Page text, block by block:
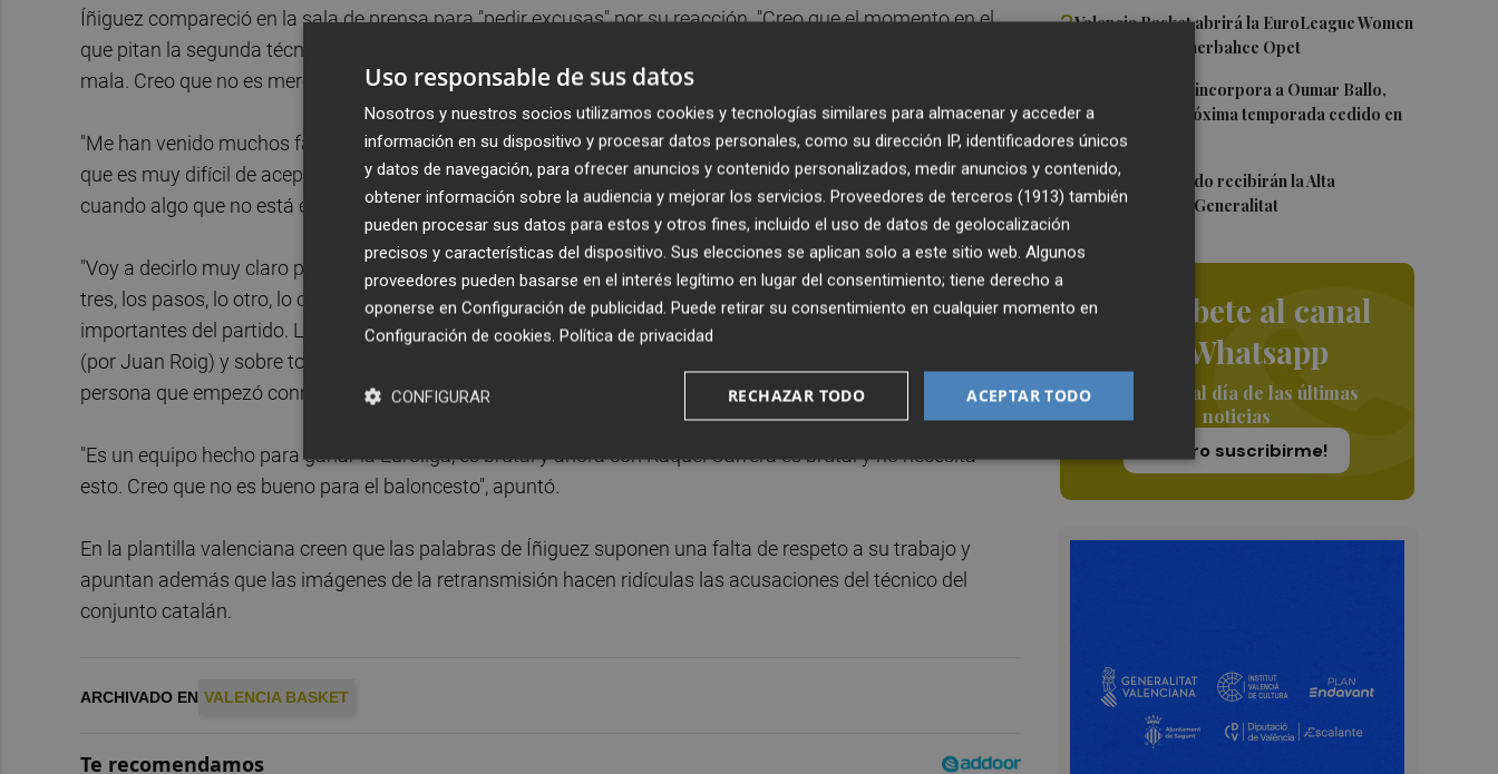
3Valencia Basket abrirá la EuroLeague Women
en casa ante Fenerbahce Opet
Valencia Basket incorpora a Oumar Ballo,
que jugará la próxima temporada cedido en
Galatasaray
5Ferran y Grimaldo recibirán la Alta
Distinción de la Generalitat
Suscríbete al canal
de Whatsapp
Siempre al día de las últimas
noticias
¡Quiero suscribirme!
Íñiguez compareció en la sala de prensa para "pedir excusas" por su reacción. "Creo que el momento en el
que pitan la segunda técnica es injusto, porque lo único que le pido es un 2+1 y luego mi reacción es muy
mala. Creo que no es merecida, pero mi reacción no es adecuada", señaló.
"Me han venido muchos fantasmas del partido de Valencia y estaba viendo algo parecido. Para mí es algo
que es muy difícil de aceptar porque somos competidores e intentamos hacer el mejor trabajo posible y
cuando algo que no está en nuestro control nos afecta así pues perdemos el control", explicó
"Voy a decirlo muy claro pero sin exponerlo, porque podría hablar del campo atrás cuando nos ponemos a
tres, los pasos, lo otro, lo otro, el 2+1... es que ha habido cantidad de acciones en momentos muy
importantes del partido. Lo voy a decir con todo el respeto que le tengo al presidente del Valencia Basket
(por Juan Roig) y sobre todo por el respeto que le tengo a Rubén (Burgos), que es entrenador, amigo mío y
persona que empezó conmigo. El Valencia no necesita esto", deslizó.
"Es un equipo hecho para ganar la Euroliga, es brutal y ahora con Raquel Carrera es brutal y no necesita
esto. Creo que no es bueno para el baloncesto", apuntó.
En la plantilla valenciana creen que las palabras de Íñiguez suponen una falta de respeto a su trabajo y
apuntan además que las imágenes de la retransmisión hacen ridículas las acusaciones del técnico del
conjunto catalán.
ARCHIVADO EN VALENCIA BASKET
Uso responsable de sus datos
Nosotros y nuestros socios utilizamos cookies y tecnologías similares para almacenar y acceder a
información en su dispositivo y procesar datos personales, como su dirección IP, identificadores únicos
y datos de navegación, para ofrecer anuncios y contenido personalizados, medir anuncios y contenido,
obtener información sobre la audiencia y mejorar los servicios. Proveedores de terceros (1913) también
pueden procesar sus datos para estos y otros fines, incluido el uso de datos de geolocalización
precisos y características del dispositivo. Sus elecciones se aplican solo a este sitio web. Algunos
proveedores pueden basarse en el interés legítimo en lugar del consentimiento; tiene derecho a
oponerse en Configuración de publicidad. Puede retirar su consentimiento en cualquier momento en
Configuración de cookies. Política de privacidad
ACEPTAR TODO
RECHAZAR TODO
CONFIGURAR